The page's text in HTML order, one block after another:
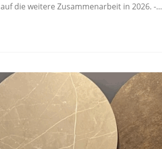
die weitere Zusammenarbeit in 2026. -...